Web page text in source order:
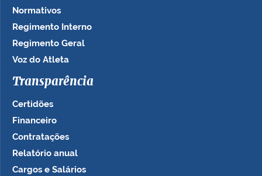
Normativos
Regimento Interno
Regimento Geral
Voz do Atleta
Transparência
Certidões
Financeiro
Contratações
Relatório anual
Cargos e Salários